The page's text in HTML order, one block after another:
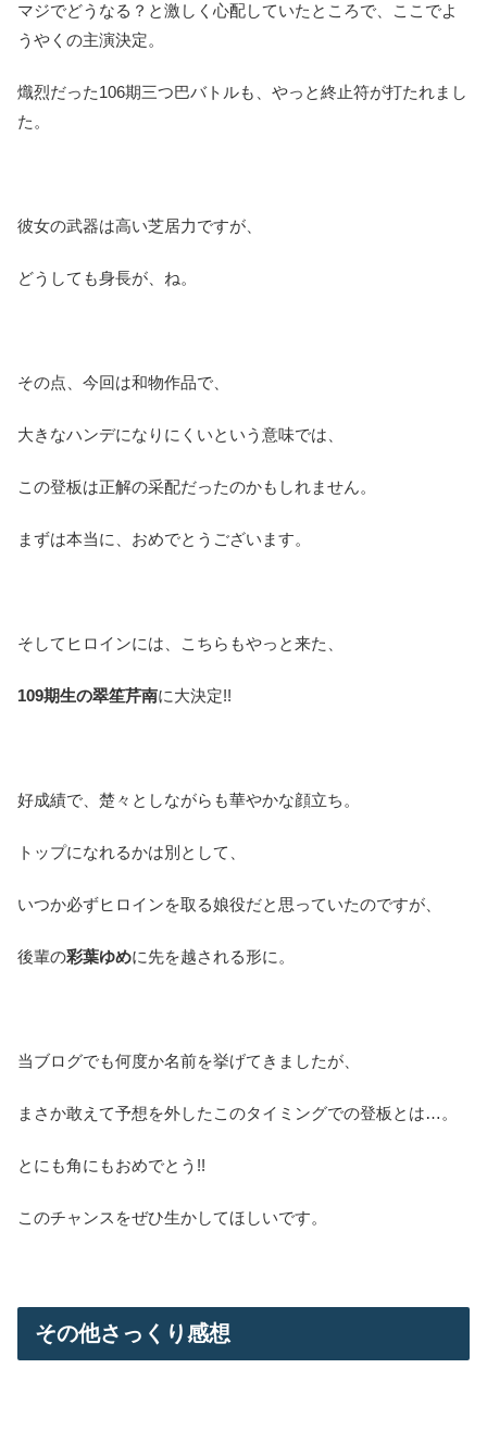
マジでどうなる？と激しく心配していたところで、ここでよ
うやくの主演決定。
熾烈だった106期三つ巴バトルも、やっと終止符が打たれまし
た。
彼女の武器は高い芝居力ですが、
どうしても身長が、ね。
その点、今回は和物作品で、
大きなハンデになりにくいという意味では、
この登板は正解の采配だったのかもしれません。
まずは本当に、おめでとうございます。
そしてヒロインには、こちらもやっと来た、
109期生の翠笙芹南に大決定!!
好成績で、楚々としながらも華やかな顔立ち。
トップになれるかは別として、
いつか必ずヒロインを取る娘役だと思っていたのですが、
後輩の彩葉ゆめに先を越される形に。
当ブログでも何度か名前を挙げてきましたが、
まさか敢えて予想を外したこのタイミングでの登板とは…。
とにも角にもおめでとう!!
このチャンスをぜひ生かしてほしいです。
その他さっくり感想